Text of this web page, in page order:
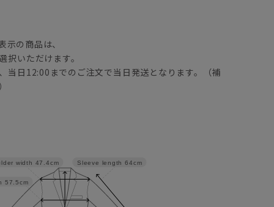
示の商品は、
択いただけます。
当日12:00までのご注文で当日発送となります。（補
Sleeve length 64cm
57.5cm
width 47.4cm